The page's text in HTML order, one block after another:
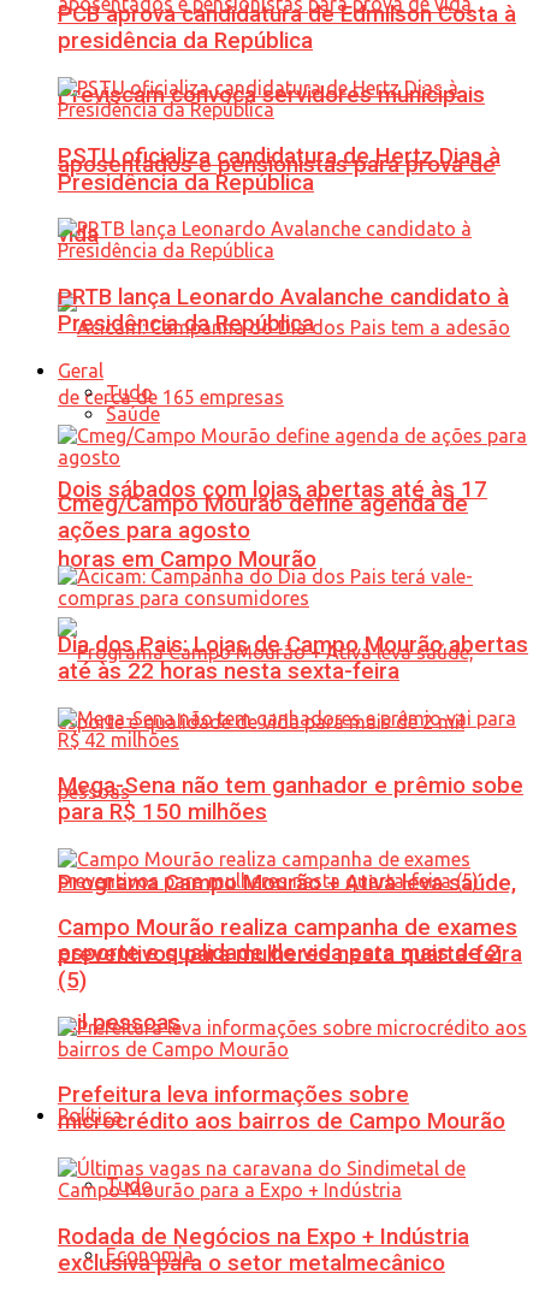
Previscam convoca servidores municipais
aposentados e pensionistas para prova de
vida
Dois sábados com lojas abertas até às 17
horas em Campo Mourão
Programa Campo Mourão + Ativa leva saúde,
esporte e qualidade de vida para mais de 2
mil pessoas
Política
Tudo
Economia
PCB aprova candidatura de Edmilson Costa à
presidência da República
PSTU oficializa candidatura de Hertz Dias à
Presidência da República
PRTB lança Leonardo Avalanche candidato à
Presidência da República
Geral
Tudo
Saúde
Cmeg/Campo Mourão define agenda de
ações para agosto
Dia dos Pais: Lojas de Campo Mourão abertas
até às 22 horas nesta sexta-feira
Mega-Sena não tem ganhador e prêmio sobe
para R$ 150 milhões
Campo Mourão realiza campanha de exames
preventivos para mulheres nesta quarta-feira
(5)
Prefeitura leva informações sobre
microcrédito aos bairros de Campo Mourão
Rodada de Negócios na Expo + Indústria
exclusiva para o setor metalmecânico